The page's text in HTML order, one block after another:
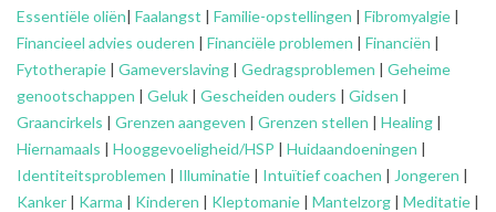
Essentiële oliën| Faalangst | Familie-opstellingen | Fibromyalgie |
Financieel advies ouderen | Financiële problemen | Financiën |
Fytotherapie | Gameverslaving | Gedragsproblemen | Geheime
genootschappen | Geluk | Gescheiden ouders | Gidsen |
Graancirkels | Grenzen aangeven | Grenzen stellen | Healing |
Hiernamaals | Hooggevoeligheid/HSP | Huidaandoeningen |
Identiteitsproblemen | Illuminatie | Intuïtief coachen | Jongeren |
Kanker | Karma | Kinderen | Kleptomanie | Mantelzorg | Meditatie |